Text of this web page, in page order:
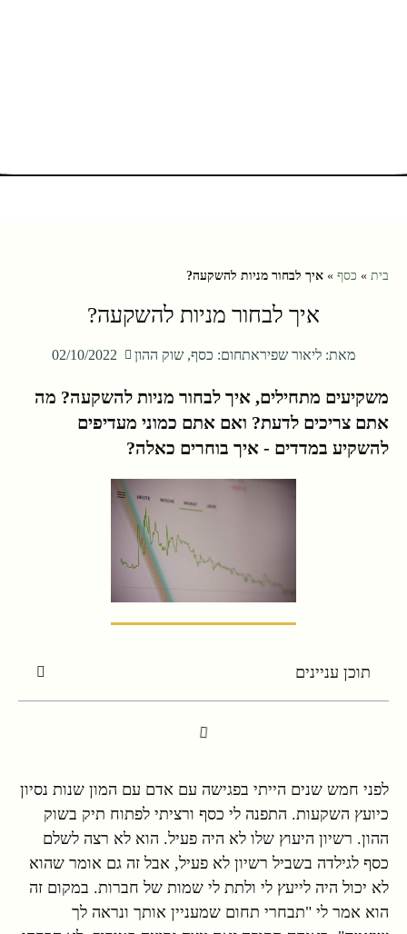
בית » כסף » איך לבחור מניות להשקעה?
איך לבחור מניות להשקעה?
מאת: ליאור שפיראתחום: כסף, שוק ההון 02/10/2022
משקיעים מתחילים, איך לבחור מניות להשקעה? מה
אתם צריכים לדעת? ואם אתם כמוני מעדיפים
להשקיע במדדים - איך בוחרים כאלה?
תוכן עניינים
לפני חמש שנים הייתי בפגישה עם אדם עם המון שנות נסיון
כיועץ השקעות. התפנה לי כסף ורציתי לפתוח תיק בשוק
ההון. רשיון היעוץ שלו לא היה פעיל. הוא לא רצה לשלם
כסף לגילדה בשביל רשיון לא פעיל, אבל זה גם אומר שהוא
לא יכול היה לייעץ לי ולתת לי שמות של חברות. במקום זה
הוא אמר לי "תבחרי תחום שמעניין אותך ונראה לך